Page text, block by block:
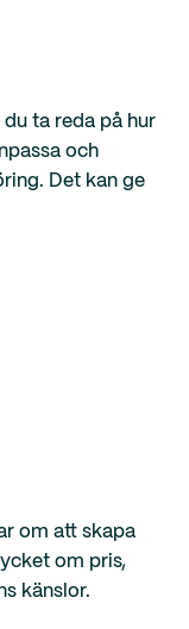
ta reda på hur
och
Det kan ge
om att skapa
om pris,
känslor.